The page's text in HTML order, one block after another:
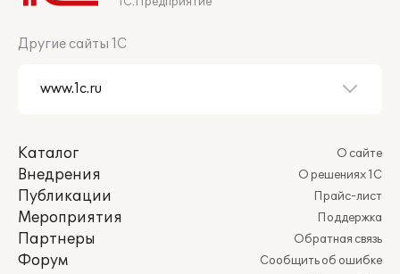
Другие сайты 1С
Каталог
Внедрения
Публикации
Мероприятия
Партнеры
Форум
О сайте
О решениях 1С
Прайс-лист
Поддержка
Обратная связь
Сообщить об ошибке